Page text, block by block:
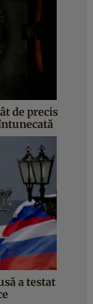
de precis
a testat